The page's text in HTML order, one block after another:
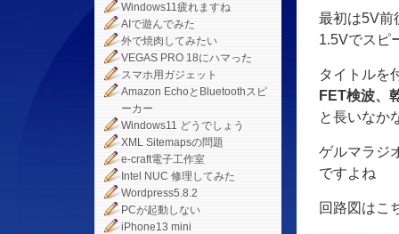
Windows11疲れますね
AIで遊んでみた
外で焼肉してみたい
VEGAS PRO 18にハマった
スマホ用ガジェット
Amazon EchoとBluetoothスピ
ーカー
Windows11 どうでしょう
XML Sitemapsの問題
e-craft電子工作室
Intel NUC 修理してみた
Wordpress5.8.2
PCが起動しない
iPhone13 mini
最初は5V前
1.5Vでスピ
タイトルを
FET検波、
と長いなか
ゲルマラジ
ですよね
回路図はこ